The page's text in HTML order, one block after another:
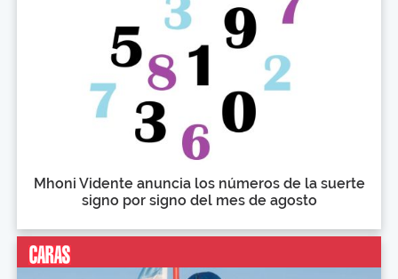
Mhoni Vidente anuncia los números de la suerte
signo por signo del mes de agosto